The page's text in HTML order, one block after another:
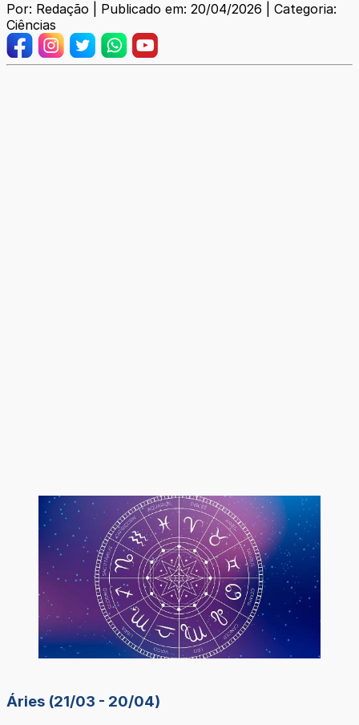
Por: Redação | Publicado em: 20/04/2026 | Categoria:
Ciências
Áries (21/03 - 20/04)